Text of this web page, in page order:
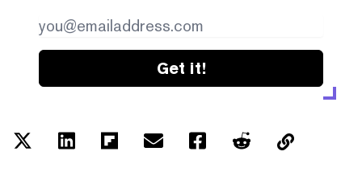
Get it!